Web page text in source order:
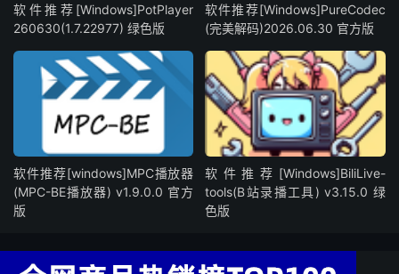
软件推荐[Windows]PotPlayer
260630(1.7.22977) 绿色版
软件推荐[Windows]PureCodec
(完美解码)2026.06.30 官方版
软件推荐[windows]MPC播放器
(MPC-BE播放器) v1.9.0.0 官方
版
软件推荐[Windows]BiliLive-
tools(B站录播工具) v3.15.0 绿
色版